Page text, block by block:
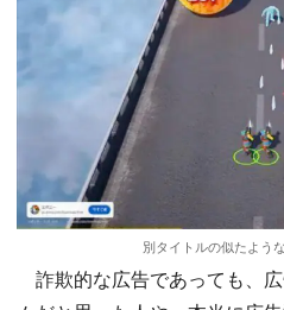
別タイトルの似たよう
詐欺的な広告であっても、